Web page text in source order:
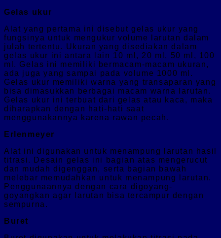
Gelas ukur
Alat yang pertama ini disebut gelas ukur yang
fungsinya untuk mengukur volume larutan dalam
julah tertentu. Ukuran yang disediakan dalam
gelas ukur ini antara lain 10 ml, 20 ml, 50 ml, 100
ml. Gelas ini memiliki bermacam-macam ukuran,
ada juga yang sampai pada volume 1000 ml.
Gelas ukur memiliki warna yang transaparan yang
bisa dimasukkan berbagai macam warna larutan.
Gelas ukur ini terbuat dari gelas atau kaca, maka
diharapkan dengan hati-hati saat
menggunakannya karena rawan pecah.
Erlenmeyer
Alat ini digunakan untuk menampung larutan hasil
titrasi. Desain gelas ini bagian atas mengerucut
dan mudah digenggan, serta bagian bawah
melebar memudahkan untuk menampung larutan.
Penggunaannya dengan cara digoyang-
goyangkan agar larutan bisa tercampur dengan
sempurna.
Buret